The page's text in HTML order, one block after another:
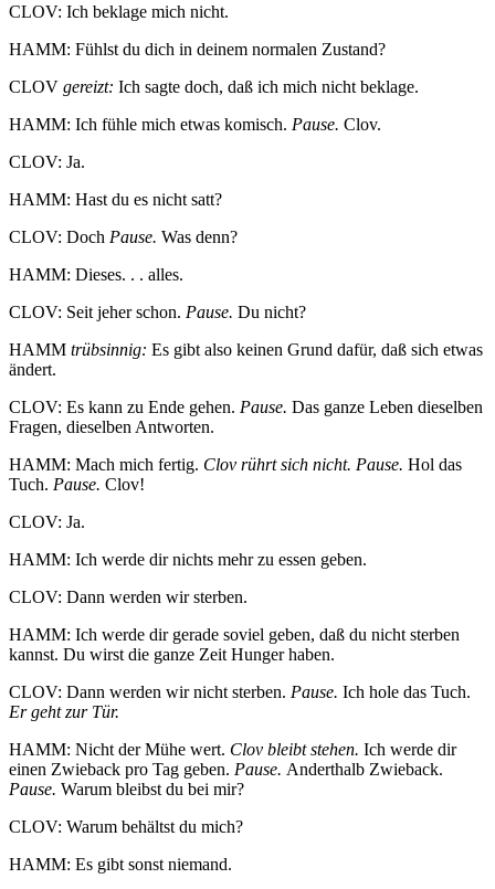
CLOV: Ich beklage mich nicht.
HAMM: Fühlst du dich in deinem normalen Zustand?
CLOV gereizt: Ich sagte doch, daß ich mich nicht beklage.
HAMM: Ich fühle mich etwas komisch. Pause. Clov.
CLOV: Ja.
HAMM: Hast du es nicht satt?
CLOV: Doch Pause. Was denn?
HAMM: Dieses. . . alles.
CLOV: Seit jeher schon. Pause. Du nicht?
HAMM trübsinnig: Es gibt also keinen Grund dafür, daß sich etwas
ändert.
CLOV: Es kann zu Ende gehen. Pause. Das ganze Leben dieselben
Fragen, dieselben Antworten.
HAMM: Mach mich fertig. Clov rührt sich nicht. Pause. Hol das
Tuch. Pause. Clov!
CLOV: Ja.
HAMM: Ich werde dir nichts mehr zu essen geben.
CLOV: Dann werden wir sterben.
HAMM: Ich werde dir gerade soviel geben, daß du nicht sterben
kannst. Du wirst die ganze Zeit Hunger haben.
CLOV: Dann werden wir nicht sterben. Pause. Ich hole das Tuch.
Er geht zur Tür.
HAMM: Nicht der Mühe wert. Clov bleibt stehen. Ich werde dir
einen Zwieback pro Tag geben. Pause. Anderthalb Zwieback.
Pause. Warum bleibst du bei mir?
CLOV: Warum behältst du mich?
HAMM: Es gibt sonst niemand.